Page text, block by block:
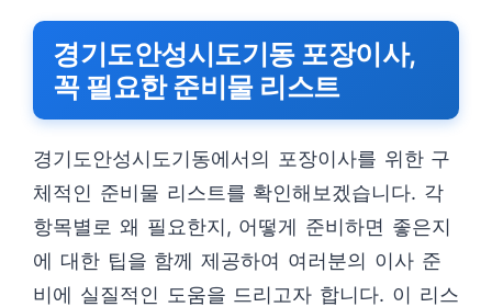
경기도안성시도기동 포장이사,
꼭 필요한 준비물 리스트
경기도안성시도기동에서의 포장이사를 위한 구
체적인 준비물 리스트를 확인해보겠습니다. 각
항목별로 왜 필요한지, 어떻게 준비하면 좋은지
에 대한 팁을 함께 제공하여 여러분의 이사 준
비에 실질적인 도움을 드리고자 합니다. 이 리스